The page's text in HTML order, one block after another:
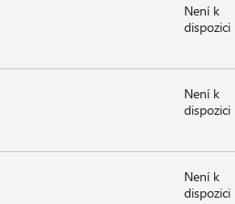
Není k
dispozici
Není k
dispozici
Není k
dispozici